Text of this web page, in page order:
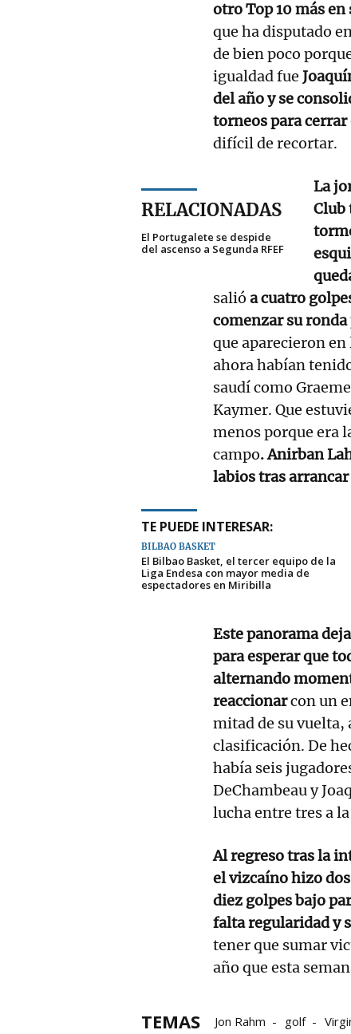
otro Top 10 más en
que ha disputado
de bien poco
igualdad fue
del año y se
torneos para cerrar
difícil de recortar.
RELACIONADAS
El Portugalete se despide
del ascenso a Segunda RFEF
La
Club
salió a cuatro
comenzar su
que aparecieron
ahora habían
saudí como
Kaymer. Que
menos porque era
campo. Anirban
labios tras
TE PUEDE INTERESAR:
BILBAO BASKET
El Bilbao Basket, el tercer equipo de la
Liga Endesa con mayor media de
espectadores en Miribilla
Este panorama
para esperar que
alternando
reaccionarcon un
mitad de su vuelta,
clasificación. De
había seis
DeChambeau y
lucha entre tres a
Al regreso tras la
el vizcaíno hizo
diez golpes bajo
falta regularidad y
tener que sumar
año que esta
TEMAS Jon Rahm golf